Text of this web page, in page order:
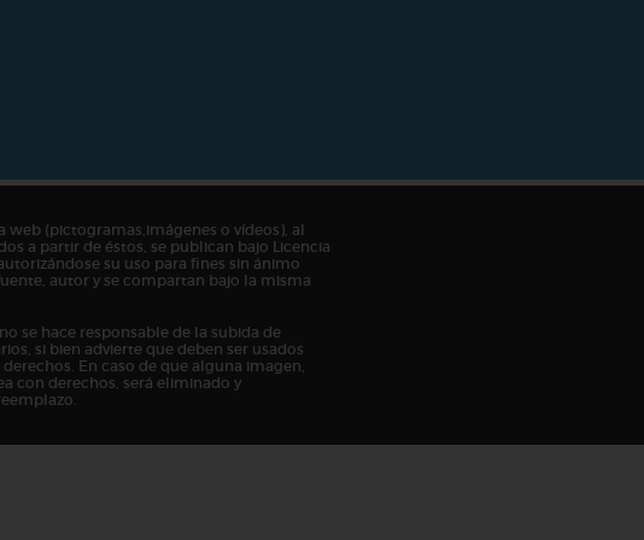
web (pictogramas,imágenes o vídeos), al
a partir de éstos, se publican bajo Licencia
su uso para fines sin ánimo
autor y se compartan bajo la misma
se hace responsable de la subida de
si bien advierte que deben ser usados
En caso de que alguna imagen,
con derechos, será eliminado y